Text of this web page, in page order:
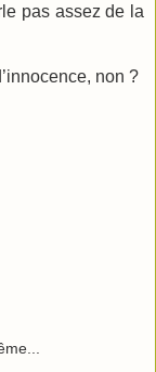
pas assez de la
non ?